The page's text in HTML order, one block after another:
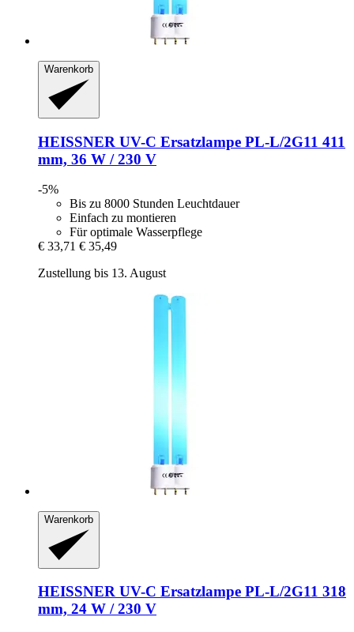
Warenkorb
HEISSNER UV-​C Ersatzlampe PL-​L/2G11 411
mm, 36 W / 230 V
-5%
Bis zu 8000 Stunden Leuchtdauer
Einfach zu montieren
Für optimale Wasserpflege
€ 33,71 € 35,49
Zustellung bis 13. August
Warenkorb
HEISSNER UV-​C Ersatzlampe PL-​L/2G11 318
mm, 24 W / 230 V